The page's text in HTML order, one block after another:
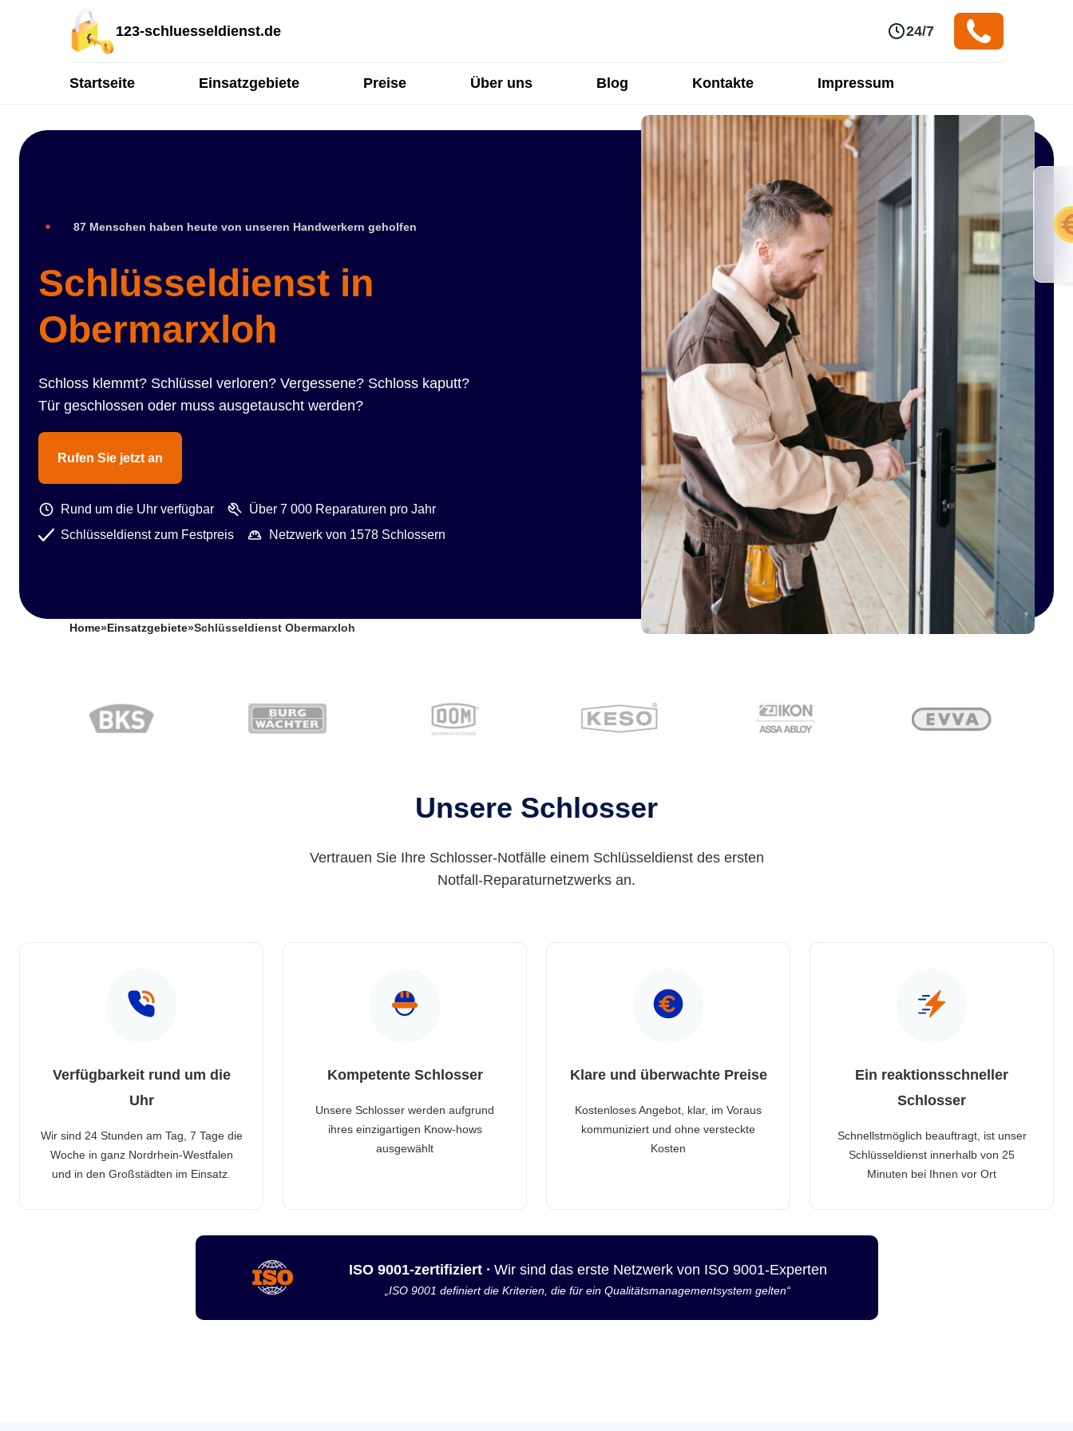
123-schluesseldienst.de 24/7
Startseite Einsatzgebiete Preise Über uns Blog Kontakte Impressum
87 Menschen haben heute von unseren Handwerkern geholfen
Schlüsseldienst in
Obermarxloh
Schloss klemmt? Schlüssel verloren? Vergessene? Schloss kaputt?
Tür geschlossen oder muss ausgetauscht werden?
Rufen Sie jetzt an
Rund um die Uhr verfügbar
Über 7 000 Reparaturen pro Jahr
Schlüsseldienst zum Festpreis
Netzwerk von 1578 Schlossern
Home» Einsatzgebiete»Schlüsseldienst Obermarxloh
Unsere Schlosser
Vertrauen Sie Ihre Schlosser-Notfälle einem Schlüsseldienst des ersten
Notfall-Reparaturnetzwerks an.
Verfügbarkeit rund um die
Uhr
Wir sind 24 Stunden am Tag, 7 Tage die
Woche in ganz Nordrhein-Westfalen
und in den Großstädten im Einsatz.
Kompetente Schlosser
Unsere Schlosser werden aufgrund
ihres einzigartigen Know-hows
ausgewählt
Klare und überwachte Preise
Kostenloses Angebot, klar, im Voraus
kommuniziert und ohne versteckte
Kosten
Ein reaktionsschneller
Schlosser
Schnellstmöglich beauftragt, ist unser
Schlüsseldienst innerhalb von 25
Minuten bei Ihnen vor Ort
ISO 9001-zertifiziert · Wir sind das erste Netzwerk von ISO 9001-Experten
„ISO 9001 definiert die Kriterien, die für ein Qualitätsmanagementsystem gelten“